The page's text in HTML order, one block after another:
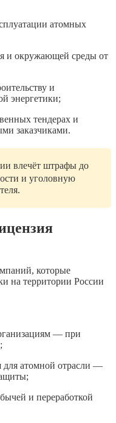
атомных
и окружающей среды от
и
энергетики;
тендерах и
заказчиками.
влечёт штрафы до
и уголовную
которые
на территории России
— при
для атомной отрасли —
и переработкой